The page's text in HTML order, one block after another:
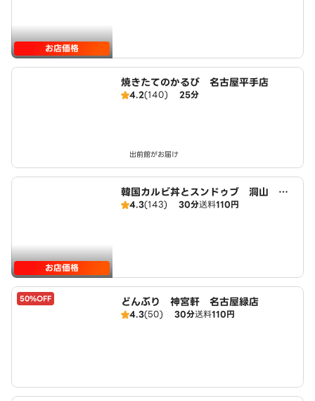
お店価格
焼きたてのかるび 名古屋平手店
4.2(140) 25分
出前館がお届け
お店価格
韓国カルビ丼とスンドゥブ 洞山 名
古屋緑店
4.3(143) 30分送料110円
50%OFF どんぶり 神宮軒 名古屋緑店
4.3(50) 30分送料110円